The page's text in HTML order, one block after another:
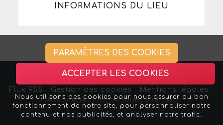
INFORMATIONS DU LIEU
Flux RSS Gestion des cookies - Mentions légales
Association Strasbourg Curieux
PARAMÈTRES DES COOKIES
ACCEPTER LES COOKIES
Nous utilisons des cookies pour nous assurer du bon
fonctionnement de notre site, pour personnaliser notre
contenu et nos publicités, et analyser notre trafic.